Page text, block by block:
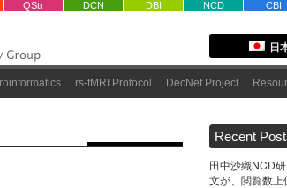
QStr DCN DBI NCD CBI
日
rs-fMRI Protocol DecNef Project
Recent
田中沙織NCD
文が、閲覧数